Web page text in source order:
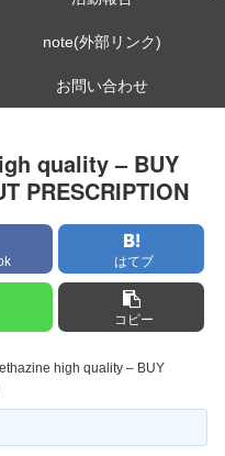
note(外部リンク)
お問い合わせ
quality – BUY
PRESCRIPTION
はてブ
コピー
high quality – BUY